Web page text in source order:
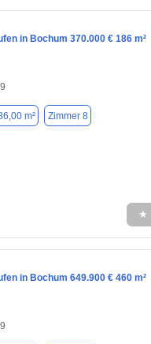
in Bochum 370.000 € 186 m²
m² Zimmer 8
★
in Bochum 649.900 € 460 m²